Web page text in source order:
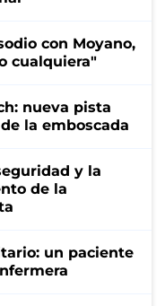
con Moyano,
cualquiera"
nueva pista
la emboscada
y la
de la
un paciente